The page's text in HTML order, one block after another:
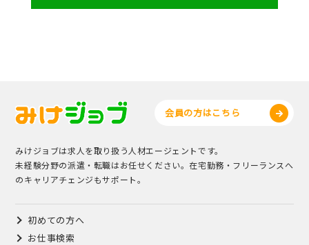
会員の方はこちら
みけジョブは求人を取り扱う人材エージェントです。
未経験分野の派遣・転職はお任せください。在宅勤務・フリーランスへ
のキャリアチェンジもサポート。
初めての方へ
お仕事検索